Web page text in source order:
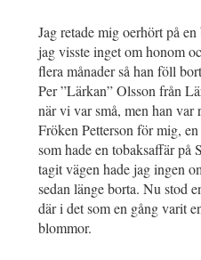
Jag retade mig oerhört på
jag visste inget om honom
flera månader så han föll
Per ”Lärkan” Olsson från
när vi var små, men han var
Fröken Petterson för mig,
som hade en tobaksaffär på
tagit vägen hade jag ingen
sedan länge borta. Nu stod
där i det som en gång varit
blommor.